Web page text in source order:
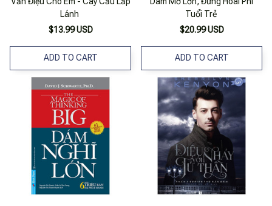
Lánh
$13.99 USD
ADD TO CART
Tuổi Trẻ
$20.99 USD
ADD TO CART